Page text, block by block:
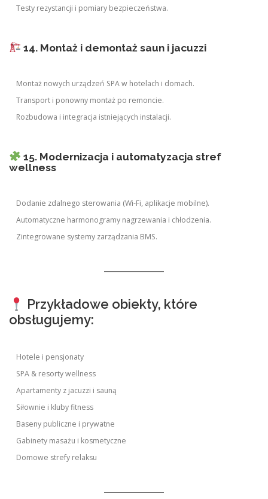
Testy rezystancji i pomiary bezpieczeństwa.
14. Montaż i demontaż saun i jacuzzi
Montaż nowych urządzeń SPA w hotelach i domach.
Transport i ponowny montaż po remoncie.
Rozbudowa i integracja istniejących instalacji.
15. Modernizacja i automatyzacja stref
wellness
Dodanie zdalnego sterowania (Wi-Fi, aplikacje mobilne).
Automatyczne harmonogramy nagrzewania i chłodzenia.
Zintegrowane systemy zarządzania BMS.
Przykładowe obiekty, które
obsługujemy:
Hotele i pensjonaty
SPA & resorty wellness
Apartamenty z jacuzzi i sauną
Siłownie i kluby fitness
Baseny publiczne i prywatne
Gabinety masażu i kosmetyczne
Domowe strefy relaksu